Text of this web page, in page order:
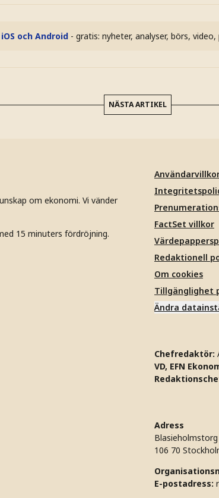
och Android - gratis: nyheter, analyser, börs, video,
NÄSTA ARTIKEL
om ekonomi. Vi vänder
15 minuters fördröjning.
FactSet villkor
Redaktionell
Om cookies
Tillgänglighet
Ändra
Chefredaktör:
VD, EFN
Adress
Blasieholmstorg
106 70
E-postadress: